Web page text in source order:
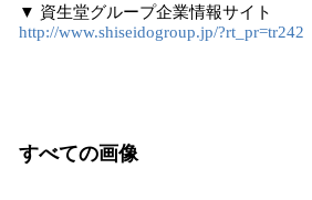
▼ 資生堂グループ企業情報サイト
http://www.shiseidogroup.jp/?rt_pr=tr242
すべての画像